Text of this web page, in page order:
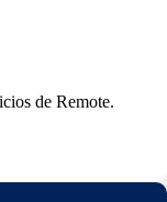
de Remote.